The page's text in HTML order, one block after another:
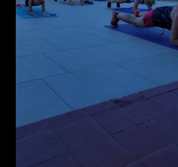
ONLINE LEKCE CVIČENÍ